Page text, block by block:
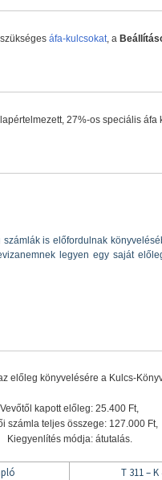
áfa-kulcsokat, a
27%-os speciális
számlák is előfordulnak
legyen egy saját
előleg könyvelésére a Kulcs-
Vevőtől kapott előleg: 25.400 Ft,
számla teljes összege: 127.000 Ft,
Kiegyenlítés módja: átutalás.
T 311 – K